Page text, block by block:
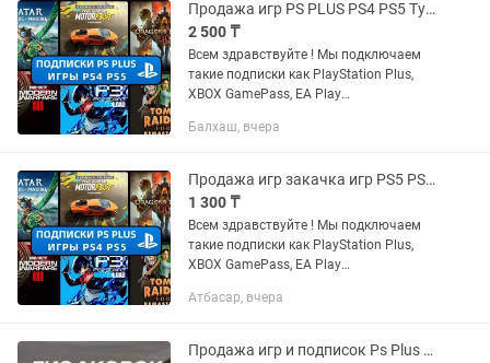
Продажа игр PS PLUS PS4 PS5 Турция Украина PSN PS Store Подписка Xbox
2 500 ₸
Всем здравствуйте ! Мы подключаем
такие подписки как PlayStation Plus,
XBOX GamePass, EA Play
XBOX STORE: FC25, WUKONG, ASTRO
DUTY...
Балхаш, вчера
Продажа игр закачка игр PS5 PS4 Подписки Extra Deluxe Xbox psn
1 300 ₸
Всем здравствуйте ! Мы подключаем
такие подписки как PlayStation Plus,
XBOX GamePass, EA Play
XBOX STORE: FC25, WUKONG, ASTRO
DUTY...
Атбасар, вчера
Продажа игр и подписок Ps Plus PS5 PS4 Xbox (GTA UFC MK EXTRA PREMIUM)